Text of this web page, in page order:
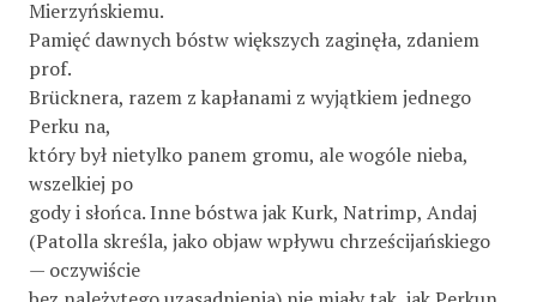
Mierzyńskiemu.
Pamięć dawnych bóstw większych zaginęła, zdaniem
prof.
Brücknera, razem z kapłanami z wyjątkiem jednego
Perku na,
który był nietylko panem gromu, ale wogóle nieba,
wszelkiej po­
gody i słońca. Inne bóstwa jak Kurk, Natrimp, Andaj
(Patolla skreśla, jako objaw wpływu chrześcijańskiego
— oczywiście